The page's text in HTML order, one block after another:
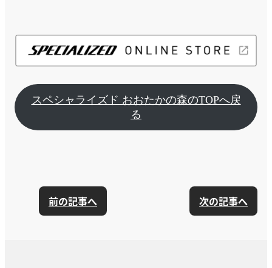
スペシャライズド おおたかの森のTOPへ戻
る
前の記事へ 次の記事へ